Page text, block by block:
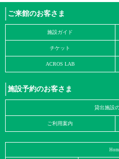
ご来館のお客さま
施設ガイド
チケット
ACROS LAB
施設予約のお客さま
貸出施設
ご利用案内